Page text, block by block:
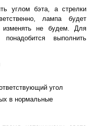
углом бэта, а стрелки
лампа будет
не будем. Для
выполнить
угол
в нормальные